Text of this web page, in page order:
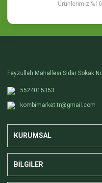
Ürünlerimiz
Feyzullah Mahallesi Sidar Sokak
5524015353
kombimarket.tr@gmail.com
KURUMSAL
BİLGİLER